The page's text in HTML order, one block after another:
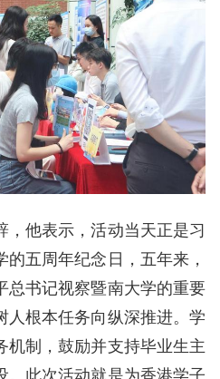
，他表示，活动当天正是习
五周年纪念日，五年来，
总书记视察暨南大学的重要
人根本任务向纵深推进。学
机制，鼓励并支持毕业生主
。此次活动就是为香港学子